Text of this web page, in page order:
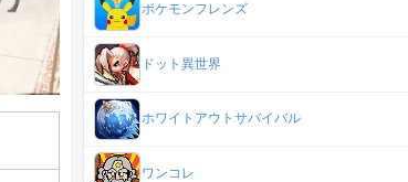
ポケモンフレンズ
ドット異世界
ホワイトアウトサバイバル
ワンコレ